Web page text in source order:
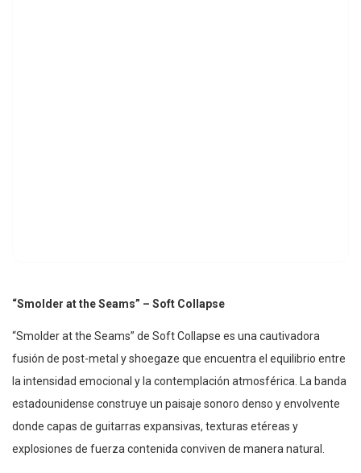
“Smolder at the Seams” – Soft Collapse
“Smolder at the Seams” de Soft Collapse es una cautivadora
fusión de post-metal y shoegaze que encuentra el equilibrio entre
la intensidad emocional y la contemplación atmosférica. La banda
estadounidense construye un paisaje sonoro denso y envolvente
donde capas de guitarras expansivas, texturas etéreas y
explosiones de fuerza contenida conviven de manera natural.